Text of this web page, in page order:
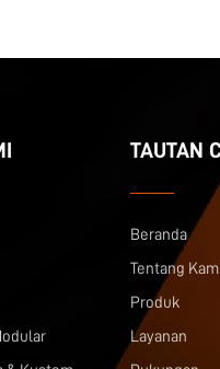
TAUTAN
Beranda
Tentang
Produk
Layanan